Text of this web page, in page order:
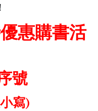
惠購書活
號
寫)